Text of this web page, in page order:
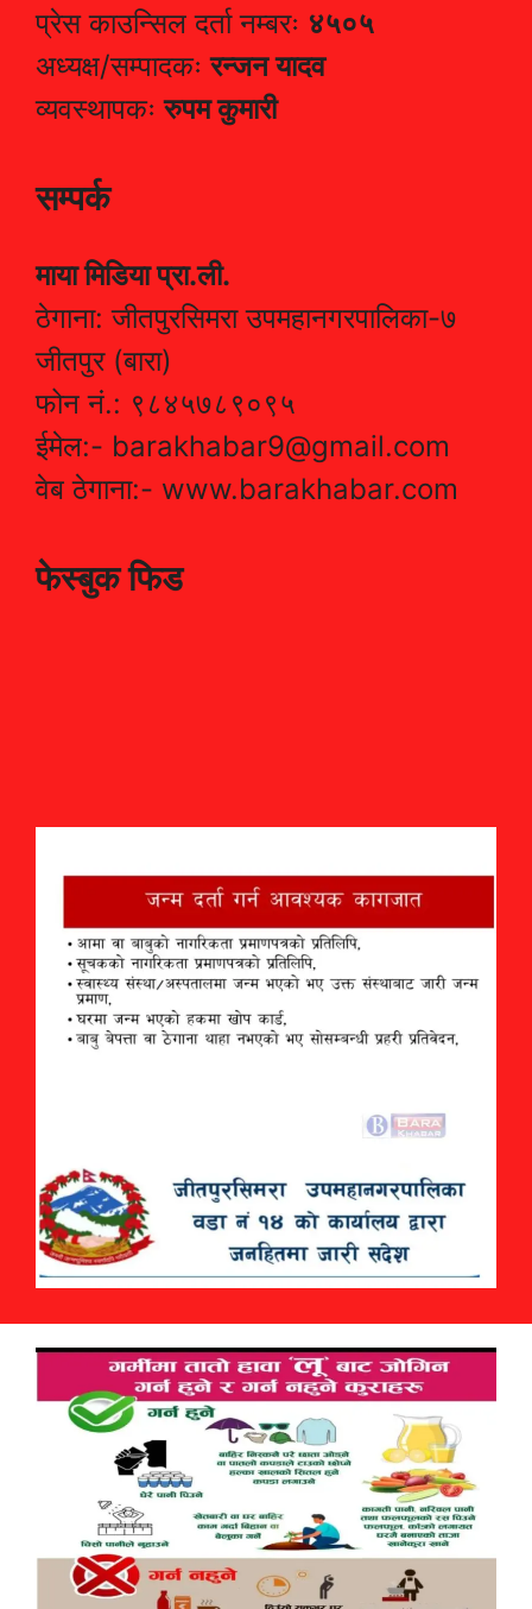
प्रेस काउन्सिल दर्ता नम्बरः ४५०५
अध्यक्ष/सम्पादकःरन्जन यादव
व्यवस्थापकःरुपम कुमारी
सम्पर्क
माया मिडिया प्रा.ली.
ठेगाना: जीतपुरसिमरा उपमहानगरपालिका-७
जीतपुर (बारा)
फोन नं.: ९८४५७८९०९५
ईमेल:- barakhabar9@gmail.com
वेब ठेगाना:- www.barakhabar.com
फेस्बुक फिड